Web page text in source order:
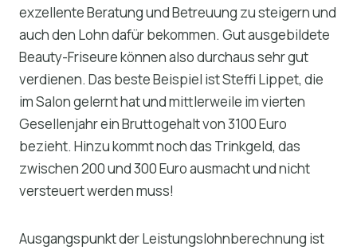
exzellente Beratung und Betreuung zu steigern und
auch den Lohn dafür bekommen. Gut ausgebildete
Beauty-Friseure können also durchaus sehr gut
verdienen. Das beste Beispiel ist Steffi Lippet, die
im Salon gelernt hat und mittlerweile im vierten
Gesellenjahr ein Bruttogehalt von 3100 Euro
bezieht. Hinzu kommt noch das Trinkgeld, das
zwischen 200 und 300 Euro ausmacht und nicht
versteuert werden muss!
Ausgangspunkt der Leistungslohnberechnung ist